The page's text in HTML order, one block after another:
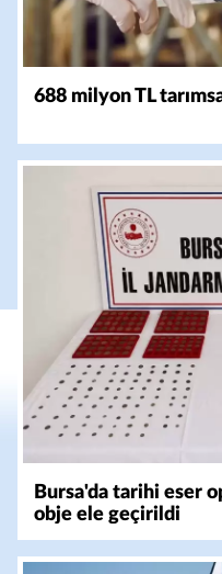
688 milyon TL
Bursa'da tarihi eser
obje ele geçirildi